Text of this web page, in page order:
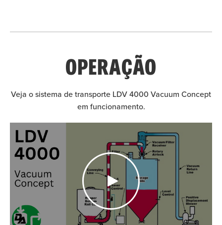
OPERAÇÃO
Veja o sistema de transporte LDV 4000 Vacuum Concept
em funcionamento.